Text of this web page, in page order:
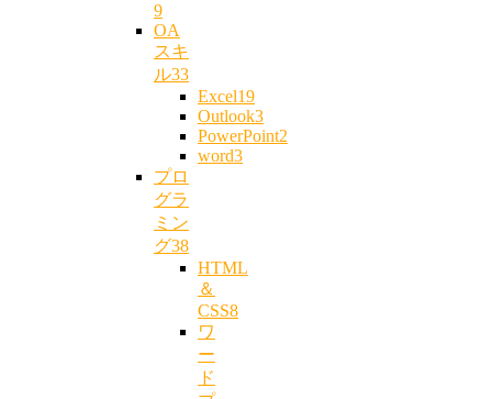
9
OA
スキ
ル33
Excel19
Outlook3
PowerPoint2
word3
プロ
グラ
ミン
グ38
HTML
＆
CSS8
ワ
ー
ド